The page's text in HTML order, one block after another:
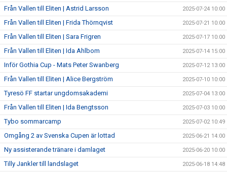
Från Vallen till Eliten | Astrid Larsson 2025-07-24 10:00
Från Vallen till Eliten | Frida Thörnqvist 2025-07-21 10:00
Från Vallen till Eliten | Sara Frigren 2025-07-17 10:00
Från Vallen till Eliten | Ida Ahlbom 2025-07-14 15:00
Inför Gothia Cup - Mats Peter Swanberg 2025-07-12 13:00
Från Vallen till Eliten | Alice Bergström 2025-07-10 10:00
Tyresö FF startar ungdomsakademi 2025-07-04 13:00
Från Vallen till Eliten | Ida Bengtsson 2025-07-03 10:00
Tybo sommarcamp 2025-07-02 10:49
Omgång 2 av Svenska Cupen är lottad 2025-06-21 14:00
Ny assisterande tränare i damlaget 2025-06-20 10:00
Tilly Jankler till landslaget 2025-06-18 14:48